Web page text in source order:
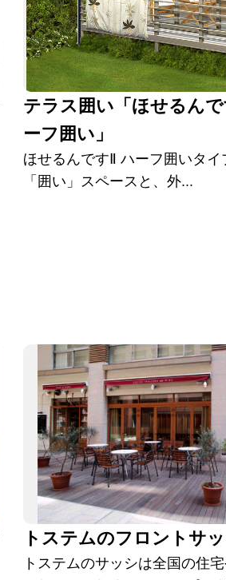
テラス囲い「ほせるん
ーフ囲い」
ほせるんですⅡ ハーフ囲いタ
「囲い」スペースと、外...
トステムのフロントサ
トステムのサッシは全国の住